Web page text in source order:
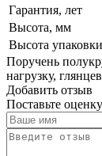
Гарантия, лет
Высота, мм
Высота
Поручень
нагрузку,
Добавить отзыв
Поставьте оценку